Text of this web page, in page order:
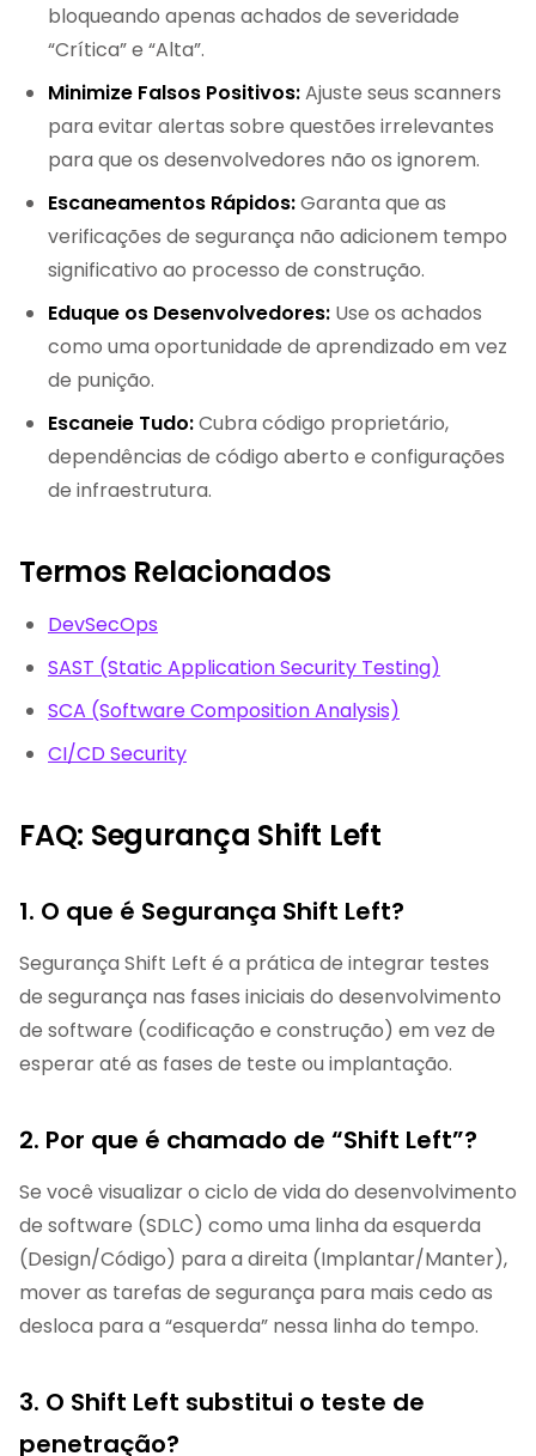
bloqueando apenas achados de severidade
“Crítica” e “Alta”.
Minimize Falsos Positivos:Ajuste seus scanners
para evitar alertas sobre questões irrelevantes
para que os desenvolvedores não os ignorem.
Escaneamentos Rápidos:Garanta que as
verificações de segurança não adicionem tempo
significativo ao processo de construção.
Eduque os Desenvolvedores: Use os achados
como uma oportunidade de aprendizado em vez
de punição.
Escaneie Tudo:Cubra código proprietário,
dependências de código aberto e configurações
de infraestrutura.
Termos Relacionados
DevSecOps
SAST (Static Application Security Testing)
SCA (Software Composition Analysis)
CI/CD Security
FAQ: Segurança Shift Left
1. O que é Segurança Shift Left?
Segurança Shift Left é a prática de integrar testes
de segurança nas fases iniciais do desenvolvimento
de software (codificação e construção) em vez de
esperar até as fases de teste ou implantação.
2. Por que é chamado de “Shift Left”?
Se você visualizar o ciclo de vida do desenvolvimento
de software (SDLC) como uma linha da esquerda
(Design/Código) para a direita (Implantar/Manter),
mover as tarefas de segurança para mais cedo as
desloca para a “esquerda” nessa linha do tempo.
3. O Shift Left substitui o teste de
penetração?